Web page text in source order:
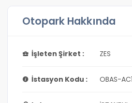
Otopark Hakkında
İşleten Şirket : ZES
İstasyon Kodu : OBAS-AC1